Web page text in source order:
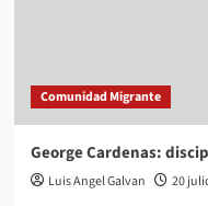
Comunidad Migrante
George Cardenas:
Luis Angel Galvan 20